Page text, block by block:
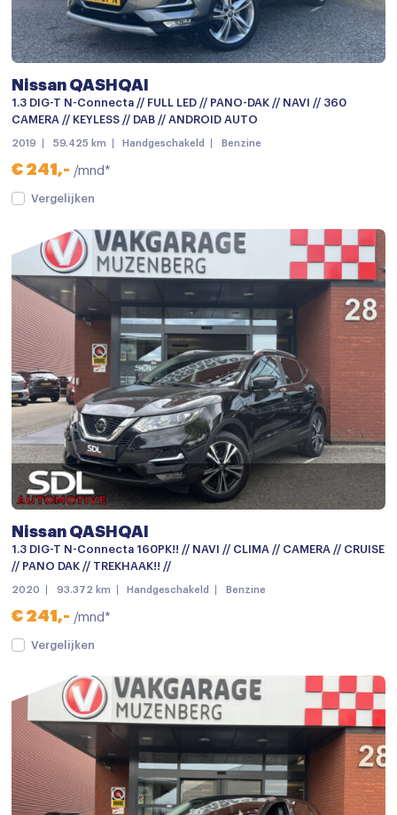
Chroom delen exterieur
Dakspoiler
Elektronische remkrachtverdeling
Grootlichtassistent
Keyless entry
keyless entry
Koplampen adaptief
LED achterlichten
LED dagrijverlichting
Lichtmetalen velgen
Lichtmetalen velgen 17"
Mistlampen
Parkeer assistent
Parkeersensor achter
Parkeersensoren
Achteruitrijcamera
Audio installatie
Multimedia systeem
Navigatie
Radio
Achterbank in delen neerklapbaar
Nissan QASHQAI
1.3 DIG-T N-Connecta // FULL LED // PANO-DAK // NAVI // 360
CAMERA // KEYLESS // DAB // ANDROID AUTO
2019 59.425 km Handgeschakeld Benzine
€ 241,- /mnd*
Vergelijken
Nissan QASHQAI
1.3 DIG-T N-Connecta 160PK!! // NAVI // CLIMA // CAMERA // CRUISE
// PANO DAK // TREKHAAK!! //
2020 93.372 km Handgeschakeld Benzine
€ 241,- /mnd*
Vergelijken